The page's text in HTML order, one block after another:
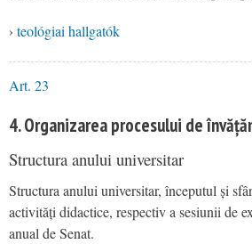
› teológiai hallgatók
Art. 23
4. Organizarea procesului de
Structura anului universitar
Structura anului universitar, începutul și
activități didactice, respectiv a sesiunii de
anual de Senat.